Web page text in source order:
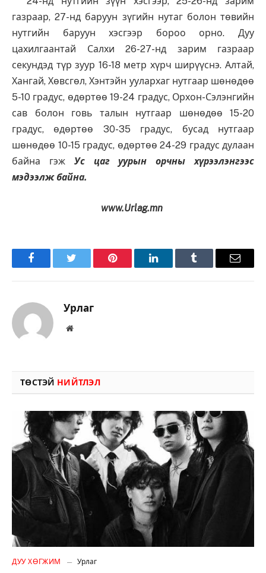
газраар, 27-нд баруун зүгийн нутаг болон төвийн
нутгийн баруун хэсгээр бороо орно. Дуу
цахилгаантай Салхи 26-27-нд зарим газраар
секундэд түр зуур 16-18 метр хүрч ширүүснэ. Алтай,
Хангай, Хөвсгөл, Хэнтэйн уулархаг нутгаар шөнөдөө
5-10 градус, өдөртөө 19-24 градус, Орхон-Сэлэнгийн
сав болон говь талын нутгаар шөнөдөө 15-20
градус, өдөртөө 30-35 градус, бусад нутгаар
шөнөдөө 10-15 градус, өдөртөө 24-29 градус дулаан
байна гэжУс цаг уурын орчны хүрээлэнгээс
мэдээлж байна.
www.Urlag.mn
FacebookTwitter Pinterest LinkedInTumblr Имэйл
Урлаг
Вэбсайт
ТӨСТЭЙ НИЙТЛЭЛ
ДУУ ХӨГЖИМ Урлаг